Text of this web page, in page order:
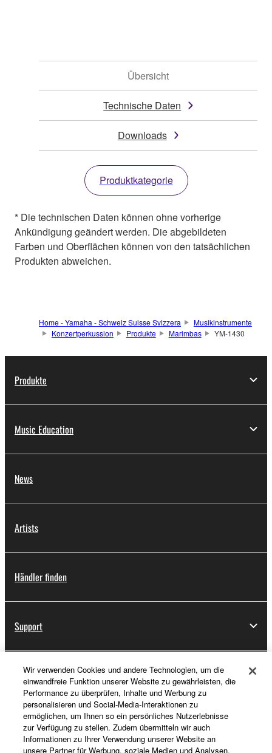
Übersicht
Technische Daten
Downloads
Produktkategorie
* Die technischen Daten können ohne vorherige
Ankündigung geändert werden. Die abgebildeten
Farben und Oberflächen können von den tatsächlichen
Produkten abweichen.
Home - Yamaha - Schweiz Suisse Svizzera
Musikinstrumente
Konzertperkussion
Produkte Marimbas YM-1430
Produkte
Music Education
News
Artists
Händler finden
Support
Registrierung von „Yamaha Music ID“
Über Yamaha
Wir verwenden Cookies und andere Technologien, um die
einwandfreie Funktion unserer Website zu gewährleisten, die
Performance zu überprüfen, Inhalte und Werbung zu
personalisieren und Social-Media-Interaktionen zu
ermöglichen, um Ihnen so ein persönliches Nutzerlebnisse
zur Verfügung zu stellen. Zudem übermitteln wir auch
Informationen zu Ihrer Verwendung unserer Website an
unsere Partner für Werbung, soziale Medien und Analysen.